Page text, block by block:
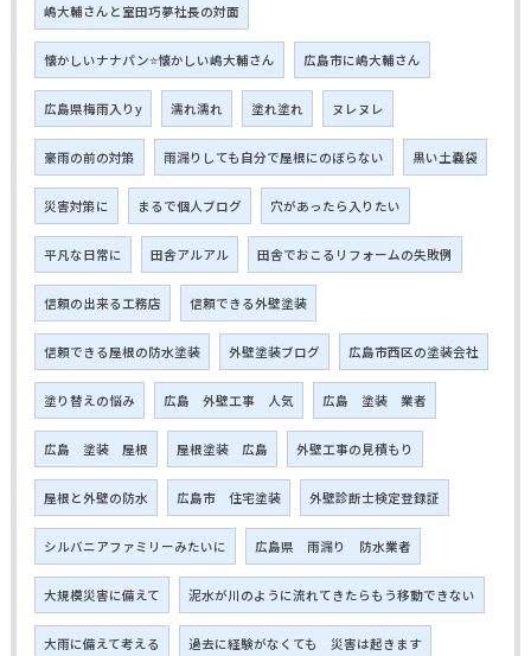
嶋大輔さんと室田巧夢社長の対面
懐かしいナナパン⭐懐かしい嶋大輔さん 広島市に嶋大輔さん
広島県梅雨入りy 濡れ濡れ 塗れ塗れ ヌレヌレ
豪雨の前の対策 雨漏りしても自分で屋根にのぼらない 黒い土嚢袋
災害対策に まるで個人ブログ 穴があったら入りたい
平凡な日常に 田舎アルアル 田舎でおこるリフォームの失敗例
信頼の出来る工務店 信頼できる外壁塗装
信頼できる屋根の防水塗装 外壁塗装ブログ 広島市西区の塗装会社
塗り替えの悩み 広島 外壁工事 人気 広島 塗装 業者
広島 塗装 屋根 屋根塗装 広島 外壁工事の見積もり
屋根と外壁の防水 広島市 住宅塗装 外壁診断士検定登録証
シルバニアファミリーみたいに 広島県 雨漏り 防水業者
大規模災害に備えて 泥水が川のように流れてきたらもう移動できない
大雨に備えて考える 過去に経験がなくても 災害は起きます